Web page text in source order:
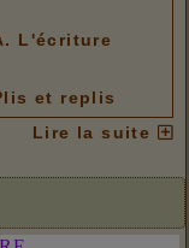
L'écriture
et replis
Lire la suite